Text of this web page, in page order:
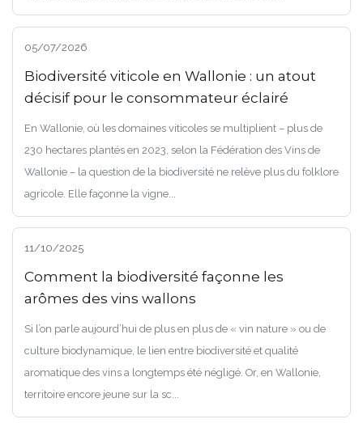
05/07/2026
Biodiversité viticole en Wallonie : un atout
décisif pour le consommateur éclairé
En Wallonie, où les domaines viticoles se multiplient – plus de
230 hectares plantés en 2023, selon la Fédération des Vins de
Wallonie – la question de la biodiversité ne relève plus du folklore
agricole. Elle façonne la vigne...
11/10/2025
Comment la biodiversité façonne les
arômes des vins wallons
Si l’on parle aujourd’hui de plus en plus de « vin nature » ou de
culture biodynamique, le lien entre biodiversité et qualité
aromatique des vins a longtemps été négligé. Or, en Wallonie,
territoire encore jeune sur la sc...